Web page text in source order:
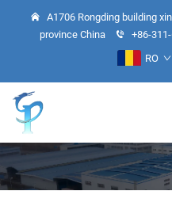
A1706 Rongding building
province China
+86-
RO